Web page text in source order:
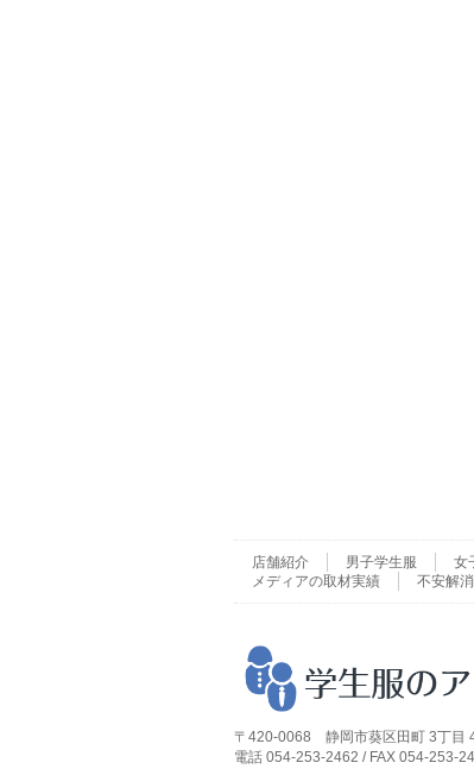
店舗紹介 男子学生服 女
メディアの取材実績
不安解
〒420-0068 静岡市葵区田町 3丁目
電話 054-253-2462 / FAX 054-253-